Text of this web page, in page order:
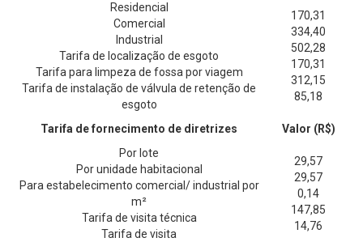
Residencial
Comercial
Industrial
Tarifa de localização de esgoto
Tarifa para limpeza de fossa por viagem
Tarifa de instalação de válvula de retenção de
esgoto
170,31
334,40
502,28
170,31
312,15
85,18
Tarifa de fornecimento de diretrizes
Valor (R$)
Por lote
Por unidade habitacional
Para estabelecimento comercial/ industrial por
m²
Tarifa de visita técnica
Tarifa de visita
29,57
29,57
0,14
147,85
14,76